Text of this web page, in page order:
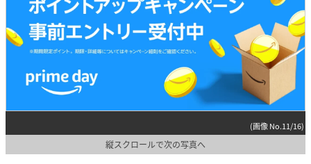
(画像 No.11/16)
縦スクロールで次の写真へ